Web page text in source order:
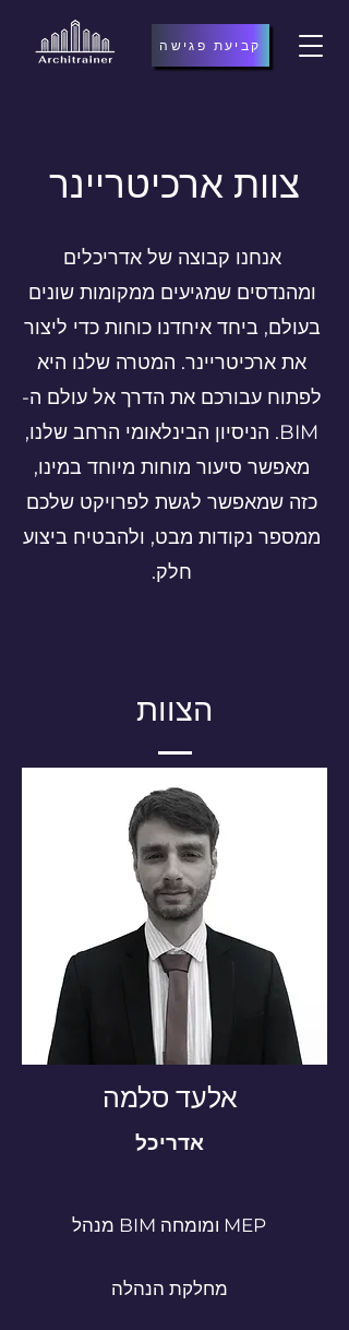
קביעת פגישה
צוות ארכיטריינר
אנחנו קבוצה של אדריכלים
ומהנדסים שמגיעים ממקומות שונים
בעולם, ביחד איחדנו כוחות כדי ליצור
את ארכיטריינר. המטרה שלנו היא
לפתוח עבורכם את הדרך אל עולם ה-
BIM. הניסיון הבינלאומי הרחב שלנו,
מאפשר סיעור מוחות מיוחד במינו,
כזה שמאפשר לגשת לפרויקט שלכם
ממספר נקודות מבט, ולהבטיח ביצוע
חלק.
הצוות
אלעד סלמה
אדריכל
מנהל BIM ומומחה MEP
מחלקת הנהלה